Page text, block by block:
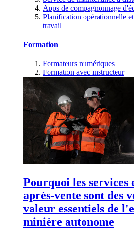
Apps de compagnonnage
Planification opérationnelle
travail
Formation
Formateurs numériques
Formation avec instructeur
Pourquoi les services
après-vente sont des
valeur essentiels de
minière autonome